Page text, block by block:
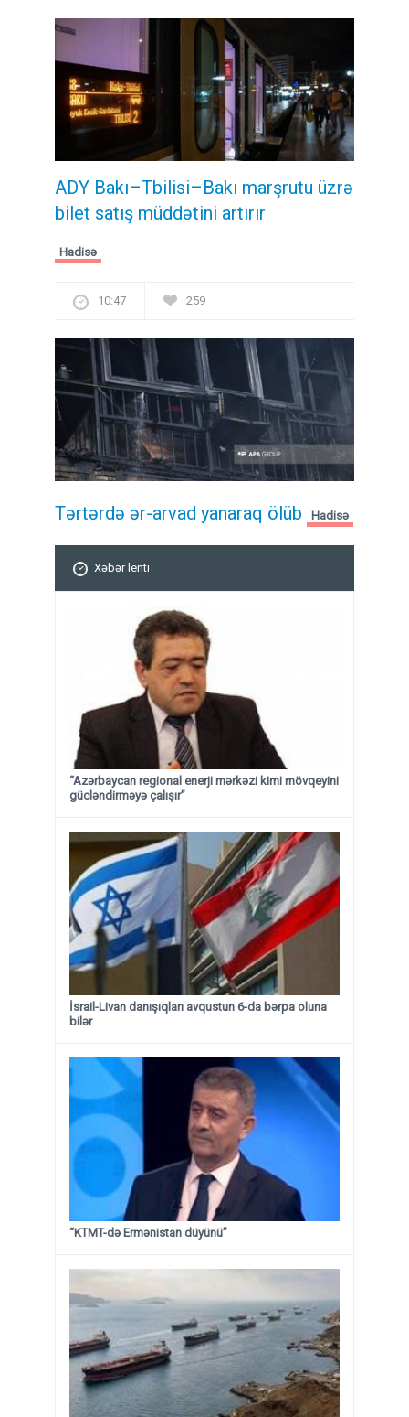
ADY Bakı–Tbilisi–Bakı marşrutu üzrə
bilet satış müddətini artırır
Hadisə
10:47 259
Tərtərdə ər-arvad yanaraq ölüb Hadisə
Xəbər lenti
“Azərbaycan regional enerji mərkəzi kimi mövqeyini
gücləndirməyə çalışır”
İsrail-Livan danışıqları avqustun 6-da bərpa oluna
bilər
“KTMT-də Ermənistan düyünü”